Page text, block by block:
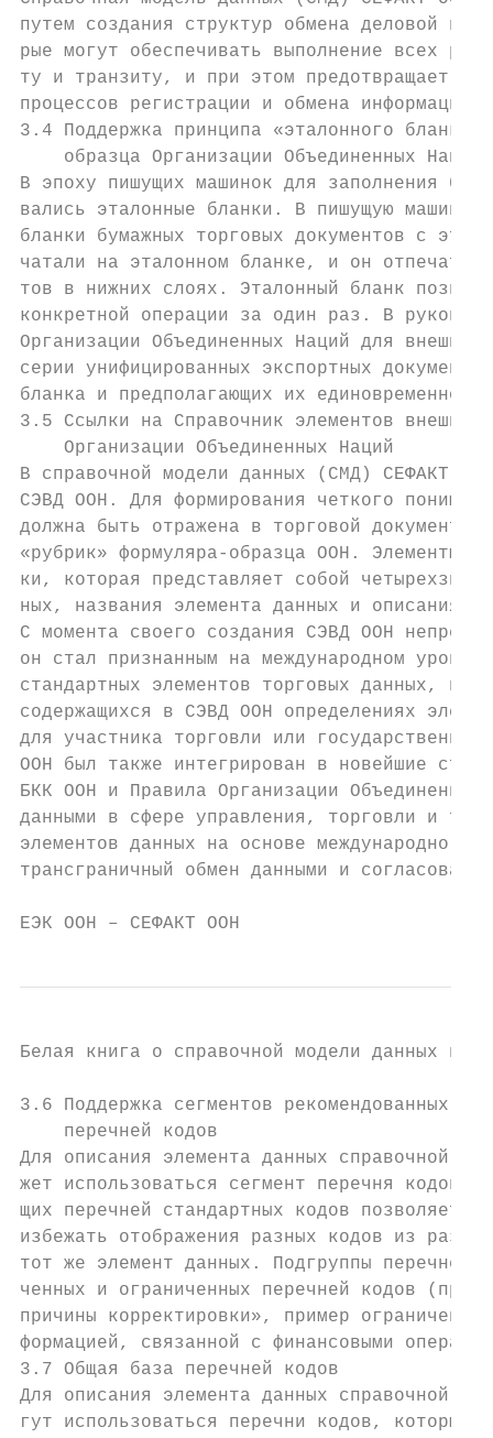
путем создания структур обмена деловой
рые могут обеспечивать выполнение всех
ту и транзиту, и при этом предотвращает a)
процессов регистрации и обмена информацией.
3.4 Поддержка принципа «эталонного
    образца Организации Объединенных Наций
В эпоху пишущих машинок для заполнения
вались эталонные бланки. В пишущую машинку
бланки бумажных торговых документов с
чатали на эталонном бланке, и он
тов в нижних слоях. Эталонный бланк
конкретной операции за один раз. В
Организации Объединенных Наций для
серии унифицированных экспортных
бланка и предполагающих их единовременное
3.5 Ссылки на Справочник элементов
    Организации Объединенных Наций
В справочной модели данных (СМД) СЕФАКТ
СЭВД ООН. Для формирования четкого
должна быть отражена в торговой
«рубрик» формуляра-образца ООН. Элементы
ки, которая представляет собой
ных, названия элемента данных и описания,
С момента своего создания СЭВД ООН
он стал признанным на международном уровне
стандартных элементов торговых данных,
содержащихся в СЭВД ООН определениях
для участника торговли или
ООН был также интегрирован в новейшие
БКК ООН и Правила Организации
данными в сфере управления, торговли и
элементов данных на основе международно
трансграничный обмен данными и
ЕЭК ООН – СЕФАКТ ООН
Белая книга о справочной модели данных в1
3.6 Поддержка сегментов рекомендованных
    перечней кодов
Для описания элемента данных справочной
жет использоваться сегмент перечня кодов
щих перечней стандартных кодов позволяет
избежать отображения разных кодов из
тот же элемент данных. Подгруппы перечней
ченных и ограниченных перечней кодов
причины корректировки», пример
формацией, связанной с финансовыми
3.7 Общая база перечней кодов
Для описания элемента данных справочной
гут использоваться перечни кодов,